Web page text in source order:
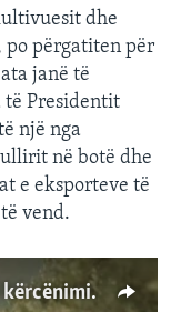
dhe
përgatiten për
janë të
të Presidentit
një nga
në botë dhe
e eksporteve të
vend.
Kultivuesit e ullirit në Spanjë dhe kërcënimi amerikan për tarifa